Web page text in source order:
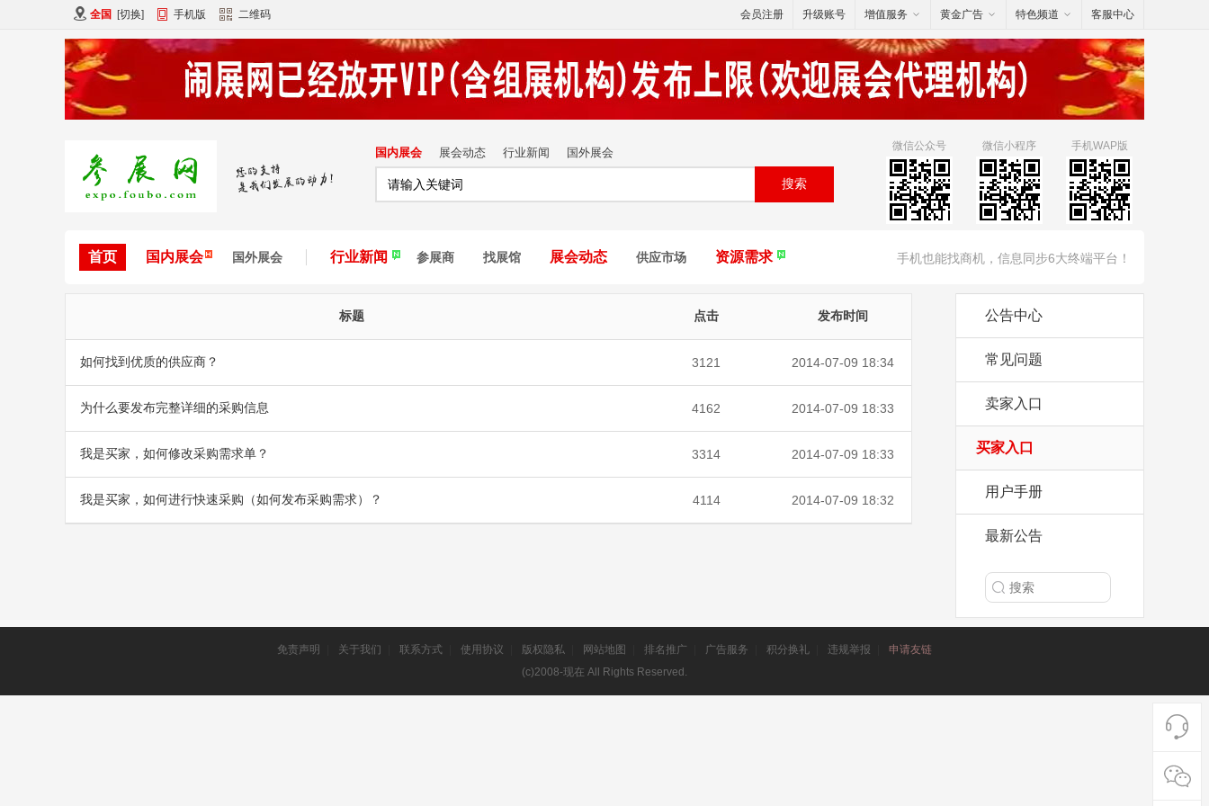
全国 [切换] 手机版 二维码 会员注册 升级账号 增值服务 黄金广告 特色频道 客服中心
国内展会 展会动态 行业新闻 国外展会
搜索
手机WAP版
手机也能找商机，信息同步6大终端平台！
微信小程序
微信公众号
首页 国内展会 国外展会 行业新闻 参展商 找展馆 展会动态 供应市场 资源需求
标题 点击 发布时间
如何找到优质的供应商？ 3121 2014-07-09 18:34
为什么要发布完整详细的采购信息 4162 2014-07-09 18:33
我是买家，如何修改采购需求单？ 3314 2014-07-09 18:33
我是买家，如何进行快速采购（如何发布采购需求）？ 4114 2014-07-09 18:32
公告中心
常见问题
卖家入口
买家入口
用户手册
最新公告
免责声明 关于我们 联系方式 使用协议 版权隐私 网站地图 排名推广 广告服务 积分换礼 违规举报
申请友链
(c)2008-现在 All Rights Reserved.